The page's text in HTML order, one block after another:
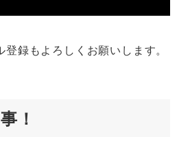
録もよろしくお願いします。
！